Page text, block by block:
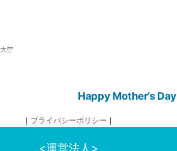
大空
Happy Mother’s Day
｜ プライバシーポリシー ｜
<運営法人>